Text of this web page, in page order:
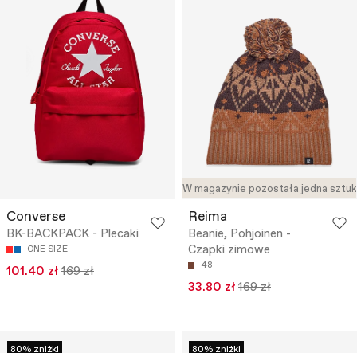
Converse
BK-BACKPACK - Plecaki
ONE SIZE
101.40 zł 169 zł
W magazynie pozostała jedna
Reima
Beanie, Pohjoinen -
Czapki zimowe
48
33.80 zł 169 zł
80% zniżki 80% zniżki